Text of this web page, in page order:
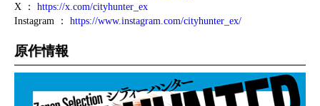
X ： https://x.com/cityhunter_ex
Instagram ： https://www.instagram.com/cityhunter_ex/
原作情報